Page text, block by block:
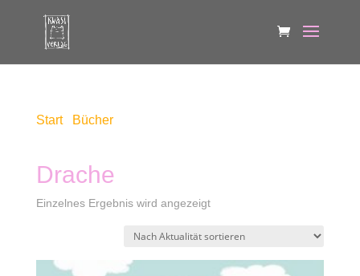
Start/ Bücher/ Produkte verschlagwortet mit
Drache
Einzelnes Ergebnis wird angezeigt